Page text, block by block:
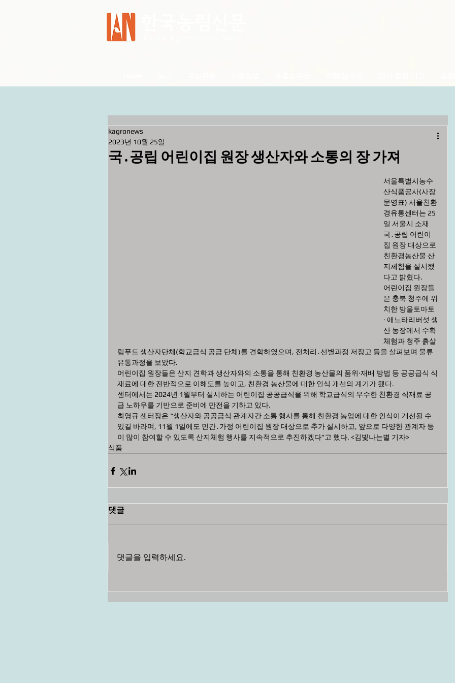
국․공립 어린이집 원장 생산자와 소통의 장 가져
kagronews
2023년 10월 25일
서울특별시농수
산식품공사(사장
문영표) 서울친환
경유통센터는 25
일 서울시 소재
국․공립 어린이
집 원장 대상으로
친환경농산물 산
지체험을 실시했
다고 밝혔다.
어린이집 원장들
은 충북 청주에 위
치한 방울토마토
· 애느타리버섯 생
산 농장에서 수확
체험과 청주 흙살
림푸드 생산자단체(학교급식 공급 단체)를 견학하였으며, 전처리․선별과정 저장고 등을 살펴보며 물류
유통과정을 보았다.
어린이집 원장들은 산지 견학과 생산자와의 소통을 통해 친환경 농산물의 품위·재배 방법 등 공공급식 식
재료에 대한 전반적으로 이해도를 높이고, 친환경 농산물에 대한 인식 개선의 계기가 됐다.
센터에서는 2024년 1월부터 실시하는 어린이집 공공급식을 위해 학교급식의 우수한 친환경 식재료 공
급 노하우를 기반으로 준비에 만전을 기하고 있다.
최영규 센터장은 “생산자와 공공급식 관계자간 소통 행사를 통해 친환경 농업에 대한 인식이 개선될 수
있길 바라며, 11월 1일에도 민간․가정 어린이집 원장 대상으로 추가 실시하고, 앞으로 다양한 관계자 등
이 많이 참여할 수 있도록 산지체험 행사를 지속적으로 추진하겠다”고 했다. <김빛나는별 기자>
식품
댓글
댓글을 입력하세요.